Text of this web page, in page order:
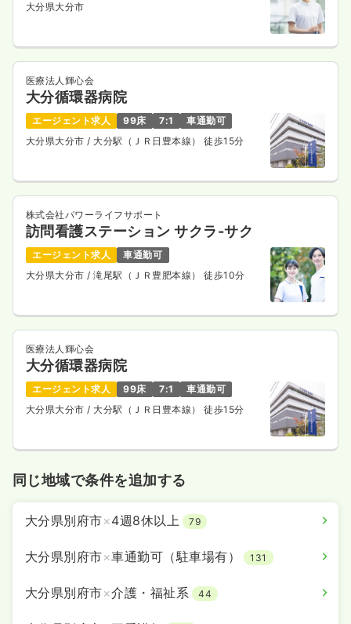
大分県大分市
医療法人輝心会
大分循環器病院
エージェント求人 99床 7:1
車通勤可
大分県大分市/ 大分駅（ＪＲ日豊本線） 徒歩15分
株式会社パワーライフサポート
訪問看護ステーション サクラ-サク
エージェント求人
車通勤可
大分県大分市/ 滝尾駅（ＪＲ豊肥本線） 徒歩10分
医療法人輝心会
大分循環器病院
エージェント求人 99床 7:1
車通勤可
大分県大分市/ 大分駅（ＪＲ日豊本線） 徒歩15分
同じ地域で条件を追加する
大分県別府市×4週8休以上 79
大分県別府市×車通勤可（駐車場有） 131
大分県別府市×介護・福祉系 44